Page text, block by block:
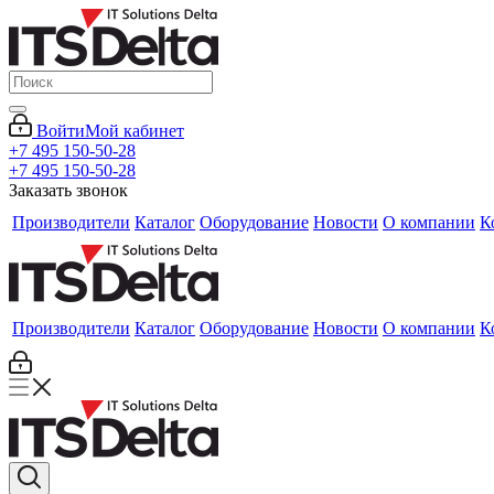
ВойтиМой кабинет
+7 495 150-50-28
+7 495 150-50-28
Заказать звонок
Производители Каталог Оборудование Новости О компании
Производители Каталог Оборудование Новости О компании